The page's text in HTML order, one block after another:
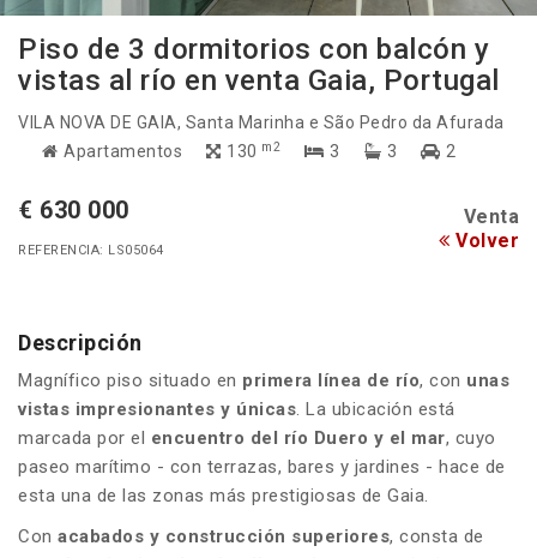
Piso de 3 dormitorios con balcón y
vistas al río en venta Gaia, Portugal
VILA NOVA DE GAIA, Santa Marinha e São Pedro da Afurada
Apartamentos
130 m2 3 3 2
€ 630 000 Venta
REFERENCIA: LS05064 Volver
Descripción
Magnífico piso situado en primera línea de río, con unas
vistas impresionantes y únicas. La ubicación está
marcada por el encuentro del río Duero y el mar, cuyo
paseo marítimo - con terrazas, bares y jardines - hace de
esta una de las zonas más prestigiosas de Gaia.
Con acabados y construcción superiores, consta de